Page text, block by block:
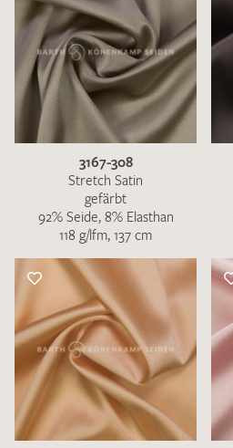
3167-308
Stretch Satin
gefärbt
92% Seide, 8% Elasthan
118 g/lfm, 137 cm